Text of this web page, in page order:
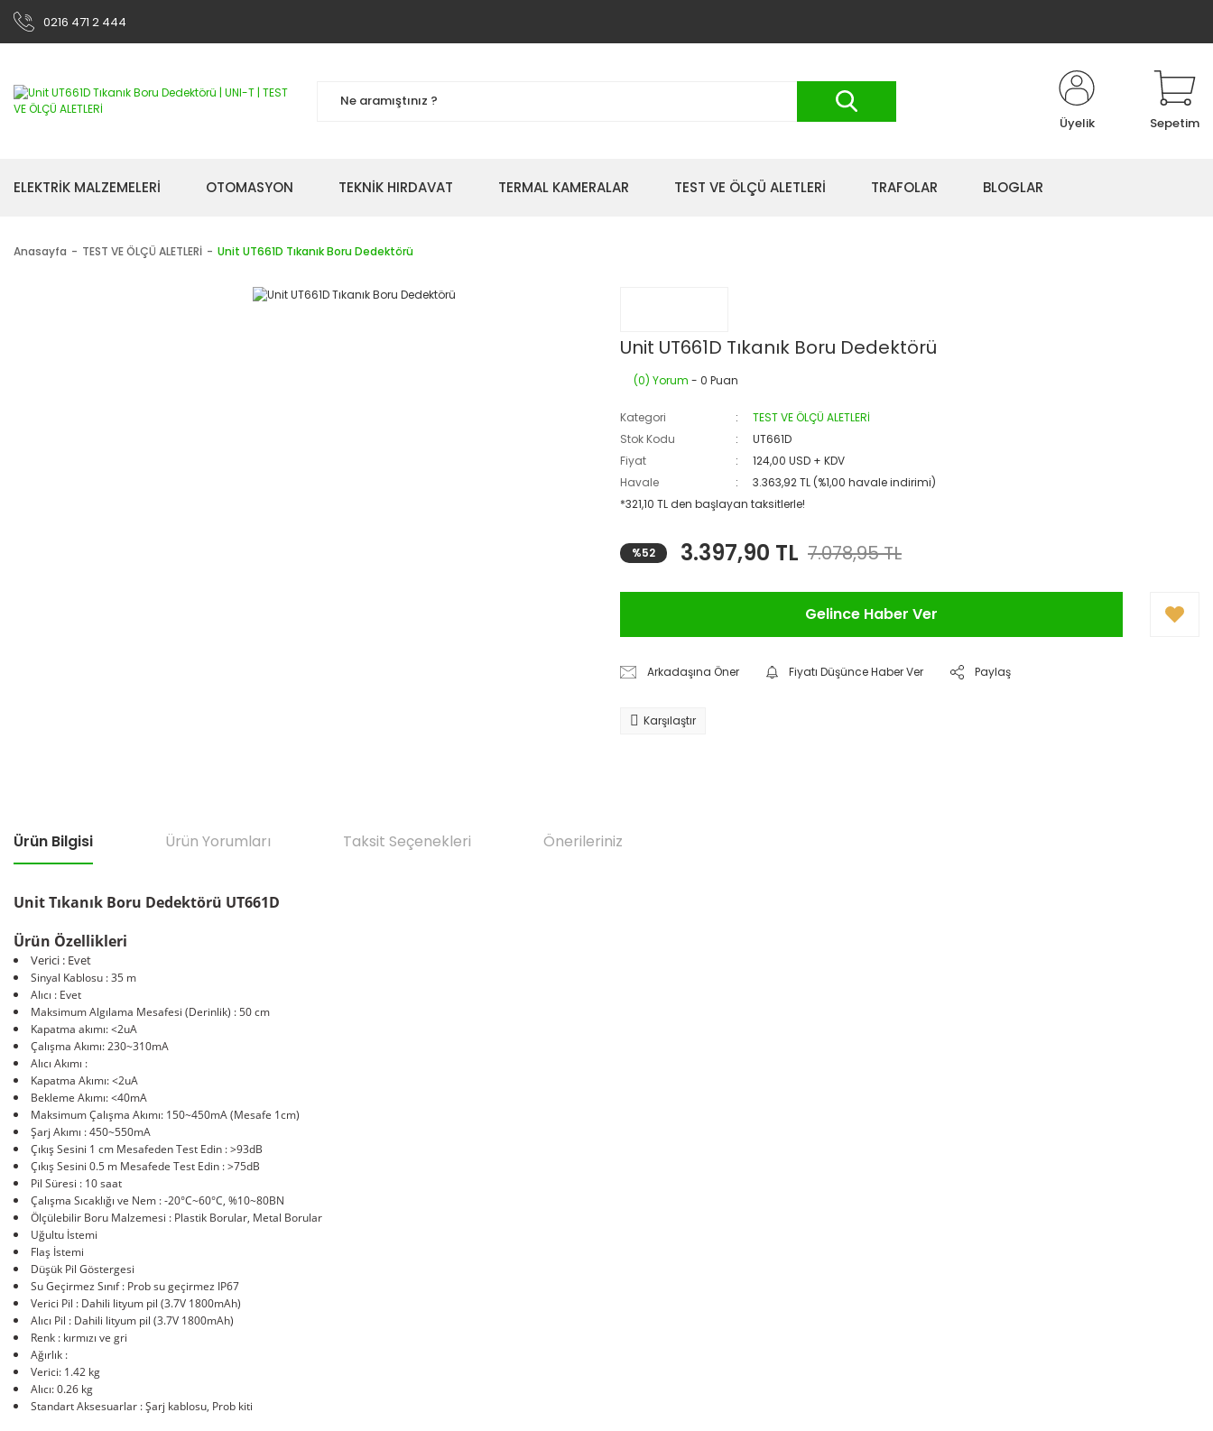
0216 471 2 444
Üyelik Sepetim
ELEKTRİK MALZEMELERİ OTOMASYON TEKNİK HIRDAVAT TERMAL KAMERALAR TEST VE ÖLÇÜ ALETLERİ TRAFOLAR BLOGLAR
Anasayfa TEST VE ÖLÇÜ ALETLERİ Unit UT661D Tıkanık Boru Dedektörü
Unit UT661D Tıkanık Boru Dedektörü
(0) Yorum - 0 Puan
Kategori
TEST VE ÖLÇÜ ALETLERİ
Stok Kodu
UT661D
Fiyat
124,00 USD + KDV
Havale
3.363,92 TL (%1,00 havale indirimi)
*321,10 TL den başlayan taksitlerle!
%52 3.397,90 TL 7.078,95 TL
Gelince Haber Ver
Arkadaşına Öner Fiyatı Düşünce Haber Ver Paylaş
Karşılaştır
Ürün Bilgisi Ürün Yorumları Taksit Seçenekleri Önerileriniz
Unit Tıkanık Boru Dedektörü UT661D
Ürün Özellikleri
Verici : Evet
Sinyal Kablosu : 35 m
Alıcı : Evet
Maksimum Algılama Mesafesi (Derinlik) : 50 cm
Kapatma akımı: <2uA
Çalışma Akımı: 230~310mA
Alıcı Akımı :
Kapatma Akımı: <2uA
Bekleme Akımı: <40mA
Maksimum Çalışma Akımı: 150~450mA (Mesafe 1cm)
Şarj Akımı : 450~550mA
Çıkış Sesini 1 cm Mesafeden Test Edin : >93dB
Çıkış Sesini 0.5 m Mesafede Test Edin : >75dB
Pil Süresi : 10 saat
Çalışma Sıcaklığı ve Nem : -20°C~60°C, %10~80BN
Ölçülebilir Boru Malzemesi : Plastik Borular, Metal Borular
Uğultu İstemi
Flaş İstemi
Düşük Pil Göstergesi
Su Geçirmez Sınıf : Prob su geçirmez IP67
Verici Pil : Dahili lityum pil (3.7V 1800mAh)
Alıcı Pil : Dahili lityum pil (3.7V 1800mAh)
Renk : kırmızı ve gri
Ağırlık :
Verici: 1.42 kg
Alıcı: 0.26 kg
Standart Aksesuarlar : Şarj kablosu, Prob kiti